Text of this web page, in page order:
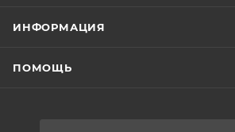
ИНФОРМАЦИЯ
ПОМОЩЬ